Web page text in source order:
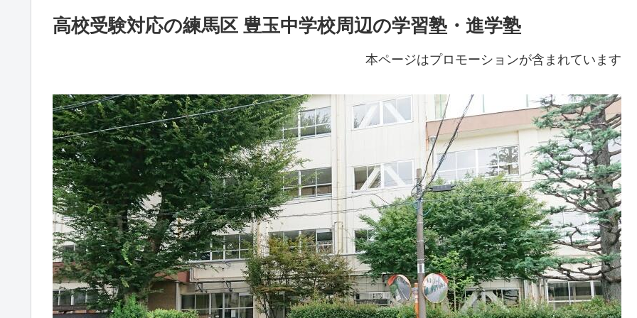
高校受験対応の練馬区 豊玉中学校周辺の学習塾・進学塾
本ページはプロモーションが含まれています